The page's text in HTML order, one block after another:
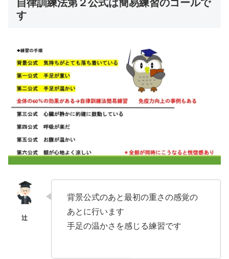
自律訓練法第２公式は簡易練習のゴールで
す
背景公式のあと最初の重さの感覚の
あとに行います
手足の温かさを感じる練習です